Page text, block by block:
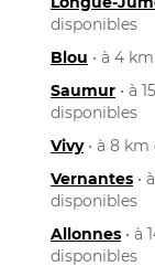
disponibles
Blou • à 4
Saumur • à
disponibles
Vivy• à 8 km
Vernantes •
disponibles
Allonnes • à
disponibles